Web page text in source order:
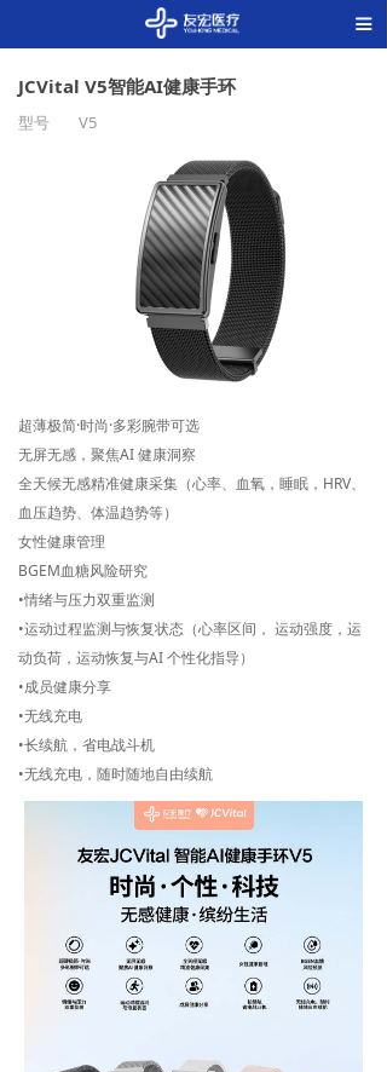
끀
JCVital V5智能AI健康手环
超薄极简·时尚·多彩腕带可选
无屏无感，聚焦AI 健康洞察
全天候无感精准健康采集（心率、血氧，睡眠，HRV、
血压趋势、体温趋势等）
女性健康管理
BGEM血糖风险研究
•情绪与压力双重监测
•运动过程监测与恢复状态（心率区间， 运动强度，运
动负荷，运动恢复与AI 个性化指导）
•成员健康分享
•无线充电
•长续航，省电战斗机
•无线充电，随时随地自由续航
型号 V5